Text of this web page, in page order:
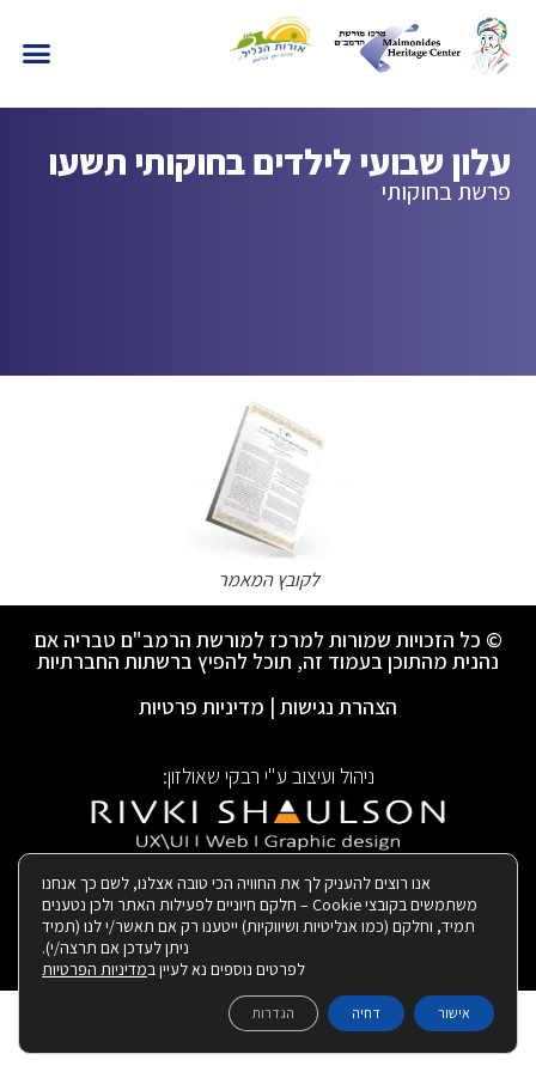
עלון שבועי לילדים בחוקותי תשעו
פרשת בחוקותי
לקובץ המאמר
© כל הזכויות שמורות למרכז למורשת הרמב"ם טבריה אם
נהנית מהתוכן בעמוד זה, תוכל להפיץ ברשתות החברתיות
הצהרת נגישות | מדיניות פרטיות
ניהול ועיצוב ע"י רבקי שאולזון:
| בנייה ותחזוקת האתר:
אנו רוצים להעניק לך את החוויה הכי טובה אצלנו, לשם כך אנחנו
משתמשים בקובצי Cookie – חלקם חיוניים לפעילות האתר ולכן נטענים
תמיד, וחלקם (כמו אנליטיות ושיווקיות) ייטענו רק אם תאשר/י לנו (תמיד
ניתן לעדכן אם תרצה/י).
לפרטים נוספים נא לעיין במדיניות הפרטיות
אישור דחיה הגדרות